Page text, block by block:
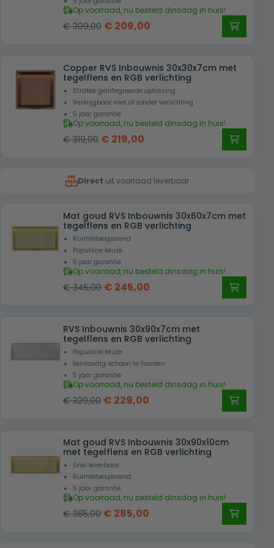
Op voorraad, nu besteld dinsdag in huis!
€309,00 Oorspronkelijke
was:
€ 309,00.
€ 209,00
is:
€ 209,00.
Copper RVS Inbouwnis 30x30x7cm met
tegelflens en RGB verlichting
Strakke geïntegreerde oplossing
Verkrijgbaar met of zonder verlichting
5 jaar garantie
Op voorraad, nu besteld dinsdag in huis!
€319,00 Oorspronkelijke
€ 319,00.
€ 219,00
€ 219,00.
Direct uit voorraad leverbaar
Mat goud RVS Inbouwnis 30x60x7cm met
tegelflens en RGB verlichting
Ruimtebesparend
Populaire keuze
5 jaar garantie
Op voorraad, nu besteld dinsdag in huis!
€345,00 Oorspronkelijke
was:
€ 345,00.
€ 245,00
is:
€ 245,00.
RVS Inbouwnis 30x90x7cm met
tegelflens en RGB verlichting
Populaire keuze
Eenvoudig schoon te houden
5 jaar garantie
Op voorraad, nu besteld dinsdag in huis!
€329,00 Oorspronkelijke
was:
€ 329,00.
€ 229,00
is:
€ 229,00.
Mat goud RVS Inbouwnis 30x90x10cm
met tegelflens en RGB verlichting
Snel leverbaar
Ruimtebesparend
5 jaar garantie
Op voorraad, nu besteld dinsdag in huis!
€385,00 Oorspronkelijke
€ 285,00